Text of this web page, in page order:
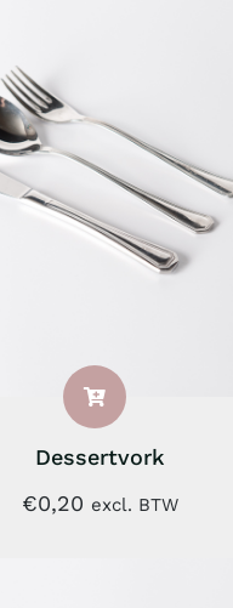
Dessertvork
€0,20 excl. BTW